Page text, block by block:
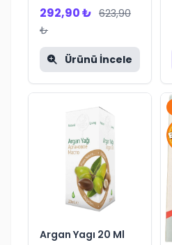
292,90 ₺ 623,90
₺
Ürünü İncele
Argan Yagı 20 Ml